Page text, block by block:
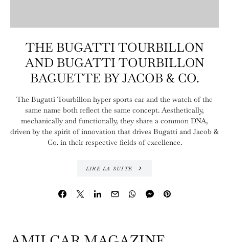
THE BUGATTI TOURBILLON
AND BUGATTI TOURBILLON
BAGUETTE BY JACOB & CO.
The Bugatti Tourbillon hyper sports car and the watch of the
same name both reflect the same concept. Aesthetically,
mechanically and functionally, they share a common DNA,
driven by the spirit of innovation that drives Bugatti and Jacob &
Co. in their respective fields of excellence.
LIRE LA SUITE